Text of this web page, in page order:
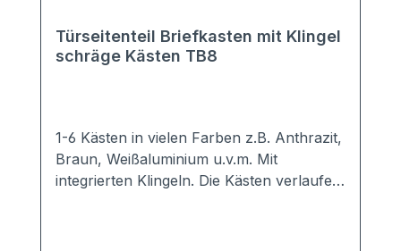
Türseitenteil Briefkasten mit Klingel
schräge Kästen TB8
1-6 Kästen in vielen Farben z.B. Anthrazit,
Braun, Weißaluminium u.v.m. Mit
integrierten Klingeln. Die Kästen verlaufen